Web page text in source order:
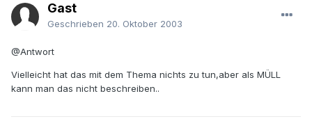
Gast
Geschrieben 20. Oktober 2003
@Antwort
Vielleicht hat das mit dem Thema nichts zu tun,aber als MÜLL
kann man das nicht beschreiben..